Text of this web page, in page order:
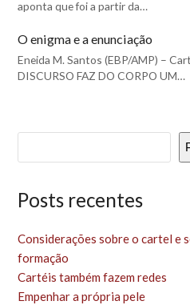
aponta que foi a partir da…
O enigma e a enunciação
Eneida M. Santos (EBP/AMP) –
DISCURSO FAZ DO CORPO UM…
Posts recentes
Considerações sobre o cartel e
formação
Cartéis também fazem redes
Empenhar a própria pele